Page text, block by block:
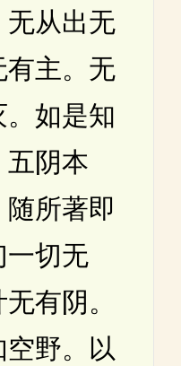
无从出无
有主。无
如是知
五阴本
所著即
一切无
有阴。
野。以